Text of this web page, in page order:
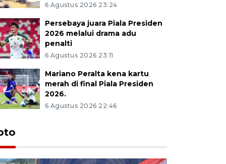
6 Agustus 2026 23:24
Persebaya juara Piala Presiden
2026 melalui drama adu
penalti
6 Agustus 2026 23:11
Mariano Peralta kena kartu
merah di final Piala Presiden
2026.
6 Agustus 2026 22:46